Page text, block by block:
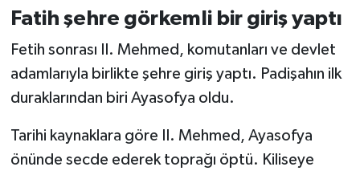
Fatih şehre görkemli bir giriş yaptı
Fetih sonrası II. Mehmed, komutanları ve devlet
adamlarıyla birlikte şehre giriş yaptı. Padişahın ilk
duraklarından biri Ayasofya oldu.
Tarihi kaynaklara göre II. Mehmed, Ayasofya
önünde secde ederek toprağı öptü. Kiliseye